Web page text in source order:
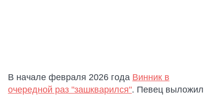
В начале февраля 2026 года Винник в
очередной раз "зашкварился". Певец выложил